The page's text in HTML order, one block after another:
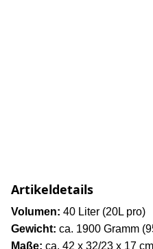
Artikeldetails
Volumen: 40 Liter (20L pro)
Gewicht: ca. 1900 Gramm
Maße: ca. 42 x 32/23 x 17 cm